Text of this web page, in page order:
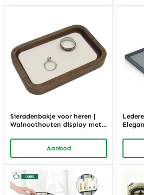
Sieradenbakje voor heren |
Walnoothouten display met
Aanbod